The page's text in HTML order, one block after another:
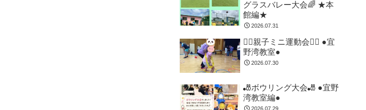
グラスバレー大会🌈 ★本
館編★
2026.07.31
🏃‍♂️親子ミニ運動会🏃‍♂️ ●宜
野湾教室●
2026.07.30
🎳ボウリング大会🎳 ●宜野
湾教室編●
2026.07.29